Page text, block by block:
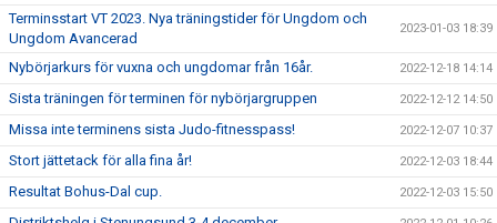
Terminsstart VT 2023. Nya träningstider för Ungdom och
Ungdom Avancerad
2023-01-03 18:39
Nybörjarkurs för vuxna och ungdomar från 16år. 2022-12-18 14:14
Sista träningen för terminen för nybörjargruppen 2022-12-12 14:50
Missa inte terminens sista Judo-fitnesspass! 2022-12-07 10:37
Stort jättetack för alla fina år! 2022-12-03 18:44
Resultat Bohus-Dal cup. 2022-12-03 15:50